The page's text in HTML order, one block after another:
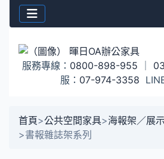
服務專線： 0800-898-955
服： 07-974-3358
首頁>公共空間家具>海報架／展
>書報雜誌架系列